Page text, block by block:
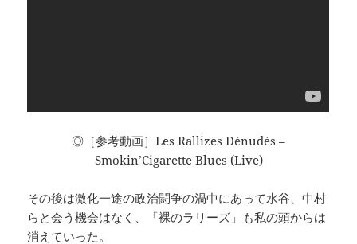
◎［参考動画］Les Rallizes Dénudés –
Smokin’Cigarette Blues (Live)
その後は激化一途の政治闘争の渦中にあって水谷、中村
らと会う機会はなく、「裸のラリーズ」も私の頭からは
消えていった。